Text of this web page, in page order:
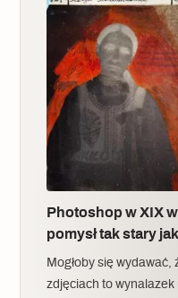
Photoshop w XIX
pomysł tak stary
Mogłoby się
zdjęciach to wynalazek